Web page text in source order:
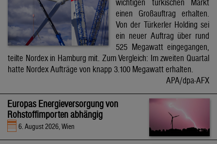
wichtigen türkischen Markt
einen Großauftrag erhalten.
Von der Türkerler Holding sei
ein neuer Auftrag über rund
525 Megawatt eingegangen,
teilte Nordex in Hamburg mit. Zum Vergleich: Im zweiten Quartal
hatte Nordex Aufträge von knapp 3.100 Megawatt erhalten.
APA/dpa-AFX
Europas Energieversorgung von
Rohstoffimporten abhängig
6. August 2026, Wien